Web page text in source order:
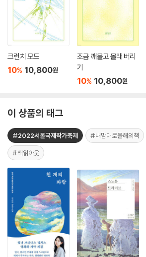
크런치 모드
10% 10,800원
조금 깨물고 몰래 버리
기
10% 10,800원
이 상품의 태그
#2022서울국제작가축제 #내맘대로올해의책
#책읽아웃